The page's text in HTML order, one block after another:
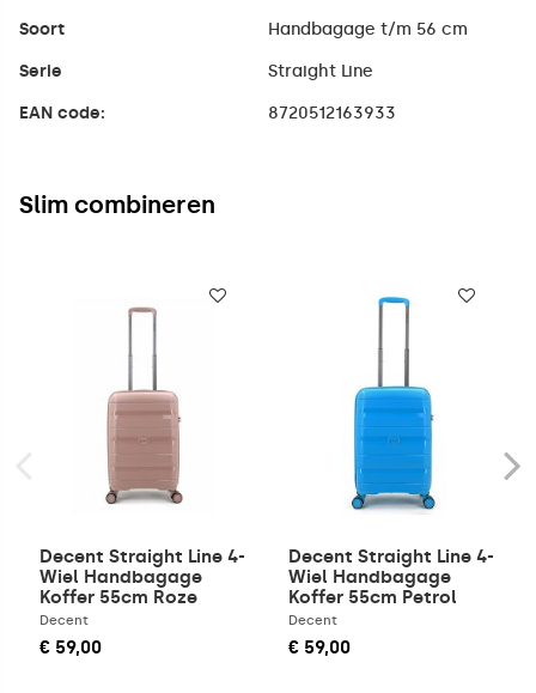
Soort Handbagage t/m 56 cm
Serie Straight Line
EAN code: 8720512163933
Slim combineren
Decent Straight Line 4-
Wiel Handbagage
Koffer 55cm Roze
Decent
€ 59,00
Decent Straight Line 4-
Wiel Handbagage
Koffer 55cm Petrol
Blauw
Decent
€ 59,00